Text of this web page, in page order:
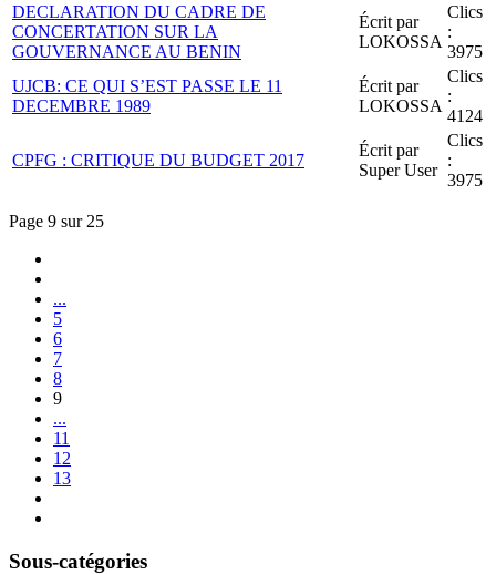
DECLARATION DU CADRE DE
CONCERTATION SUR LA
GOUVERNANCE AU BENIN
Écrit par
LOKOSSA
Clics
:
3975
UJCB: CE QUI S’EST PASSE LE 11
DECEMBRE 1989
Écrit par
LOKOSSA
Clics
:
4124
CPFG : CRITIQUE DU BUDGET 2017
Écrit par
Super User
Clics
:
3975
Page 9 sur 25
...
5
6
7
8
9
...
11
12
13
Sous-catégories